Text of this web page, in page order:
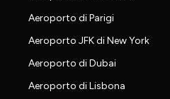
Aeroporto di Parigi
Aeroporto JFK di New York
Aeroporto di Dubai
Aeroporto di Lisbona